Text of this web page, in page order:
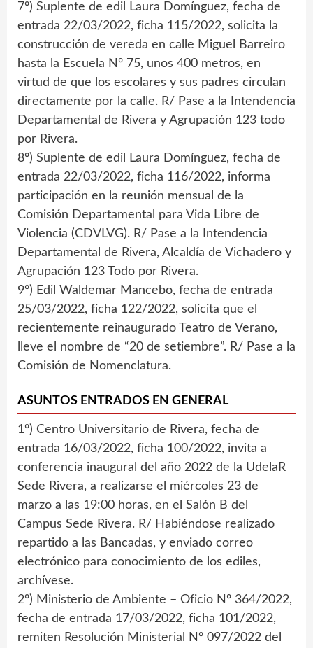
7º) Suplente de edil Laura Domínguez, fecha de
entrada 22/03/2022, ficha 115/2022, solicita la
construcción de vereda en calle Miguel Barreiro
hasta la Escuela Nº 75, unos 400 metros, en
virtud de que los escolares y sus padres circulan
directamente por la calle. R/ Pase a la Intendencia
Departamental de Rivera y Agrupación 123 todo
por Rivera.
8º) Suplente de edil Laura Domínguez, fecha de
entrada 22/03/2022, ficha 116/2022, informa
participación en la reunión mensual de la
Comisión Departamental para Vida Libre de
Violencia (CDVLVG). R/ Pase a la Intendencia
Departamental de Rivera, Alcaldía de Vichadero y
Agrupación 123 Todo por Rivera.
9º) Edil Waldemar Mancebo, fecha de entrada
25/03/2022, ficha 122/2022, solicita que el
recientemente reinaugurado Teatro de Verano,
lleve el nombre de “20 de setiembre”. R/ Pase a la
Comisión de Nomenclatura.
ASUNTOS ENTRADOS EN GENERAL
1º) Centro Universitario de Rivera, fecha de
entrada 16/03/2022, ficha 100/2022, invita a
conferencia inaugural del año 2022 de la UdelaR
Sede Rivera, a realizarse el miércoles 23 de
marzo a las 19:00 horas, en el Salón B del
Campus Sede Rivera. R/ Habiéndose realizado
repartido a las Bancadas, y enviado correo
electrónico para conocimiento de los ediles,
archívese.
2º) Ministerio de Ambiente – Oficio Nº 364/2022,
fecha de entrada 17/03/2022, ficha 101/2022,
remiten Resolución Ministerial Nº 097/2022 del